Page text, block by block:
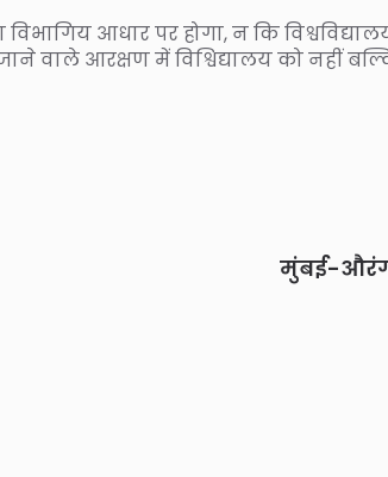
विभागिय आधार पर होगा, न कि
वाले आरक्षण में विश्विद्यालय को नहीं
मुंबई-